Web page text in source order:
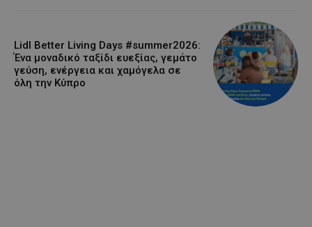
Lidl Better Living Days #summer2026:
Ένα μοναδικό ταξίδι ευεξίας, γεμάτο
γεύση, ενέργεια και χαμόγελα σε
όλη την Κύπρο